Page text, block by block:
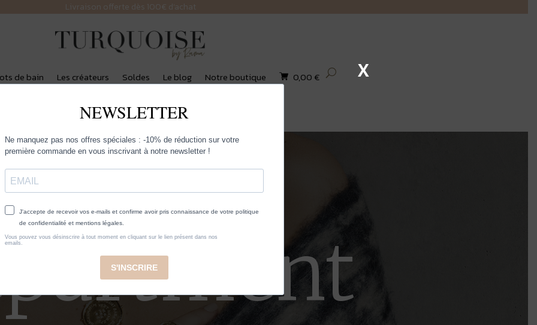
Livraison offerte dès 100€ d’achat
de bain Les créateurs Soldes Le blog Notre boutique 0,00 €
Sisters
X